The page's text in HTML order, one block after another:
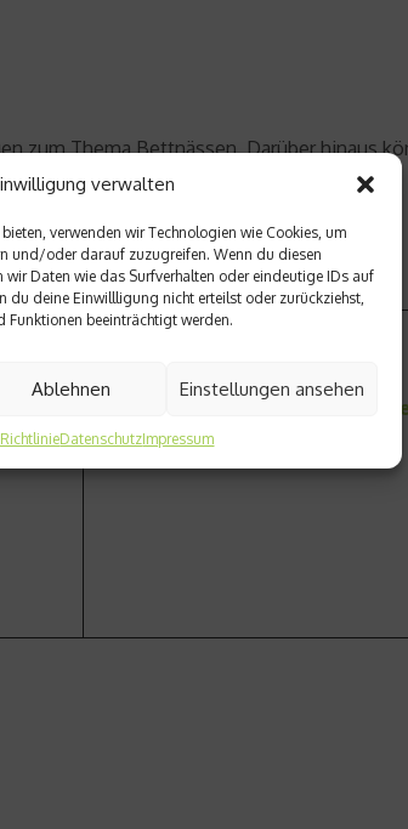
verwalten
verwenden wir Technologien wie Cookies, um
und/oder darauf zuzugreifen. Wenn du diesen
wir Daten wie das Surfverhalten oder eindeutige IDs auf
du deine Einwillligung nicht erteilst oder zurückziehst,
Funktionen beeinträchtigt werden.
Ablehnen Einstellungen ansehen
DatenschutzImpressum
zum Thema Bettnässen. Darüber hinaus
Klicken bis das Hirn brennt –